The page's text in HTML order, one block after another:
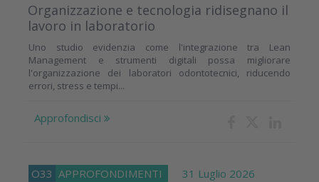
Organizzazione e tecnologia ridisegnano il
lavoro in laboratorio
Uno studio evidenzia come l'integrazione tra Lean
Management e strumenti digitali possa migliorare
l'organizzazione dei laboratori odontotecnici, riducendo
errori, stress e tempi...
Approfondisci
O33 APPROFONDIMENTI 31 Luglio 2026